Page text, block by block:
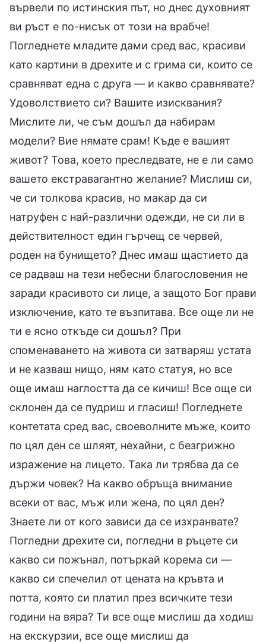
вървели по истинския път, но днес духовният
ви ръст е по-нисък от този на врабче!
Погледнете младите дами сред вас, красиви
като картини в дрехите и с грима си, които се
сравняват една с друга — и какво сравнявате?
Удоволствието си? Вашите изисквания?
Мислите ли, че съм дошъл да набирам
модели? Вие нямате срам! Къде е вашият
живот? Това, което преследвате, не е ли само
вашето екстравагантно желание? Мислиш си,
че си толкова красив, но макар да си
натруфен с най-различни одежди, не си ли в
действителност един гърчещ се червей,
роден на бунището? Днес имаш щастието да
се радваш на тези небесни благословения не
заради красивото си лице, а защото Бог прави
изключение, като те възпитава. Все още ли не
ти е ясно откъде си дошъл? При
споменаването на живота си затваряш устата
и не казваш нищо, ням като статуя, но все
още имаш наглостта да се кичиш! Все още си
склонен да се пудриш и гласиш! Погледнете
контетата сред вас, своеволните мъже, които
по цял ден се шляят, нехайни, с безгрижно
изражение на лицето. Така ли трябва да се
държи човек? На какво обръща внимание
всеки от вас, мъж или жена, по цял ден?
Знаете ли от кого зависи да се изхранвате?
Погледни дрехите си, погледни в ръцете си
какво си пожънал, потъркай корема си —
какво си спечелил от цената на кръвта и
потта, която си платил през всичките тези
години на вяра? Ти все още мислиш да ходиш
на екскурзии, все още мислиш да